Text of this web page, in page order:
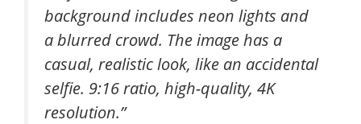
background includes neon lights and
a blurred crowd. The image has a
casual, realistic look, like an accidental
selfie. 9:16 ratio, high-quality, 4K
resolution.”